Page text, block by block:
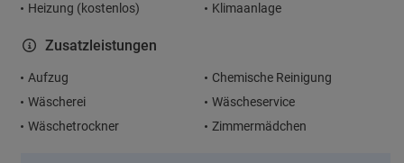
Heizung (kostenlos) Klimaanlage
Zusatzleistungen
Aufzug
Chemische Reinigung
Wäscherei
Wäscheservice
Wäschetrockner
Zimmermädchen